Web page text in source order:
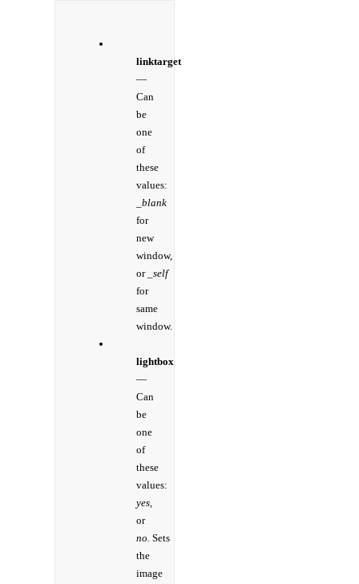
linktarget
—
Can
be
one
of
these
values:
_blank
for
new
window,
or _self
for
same
window.
lightbox
—
Can
be
one
of
these
values:
yes,
or
no.Sets
the
image